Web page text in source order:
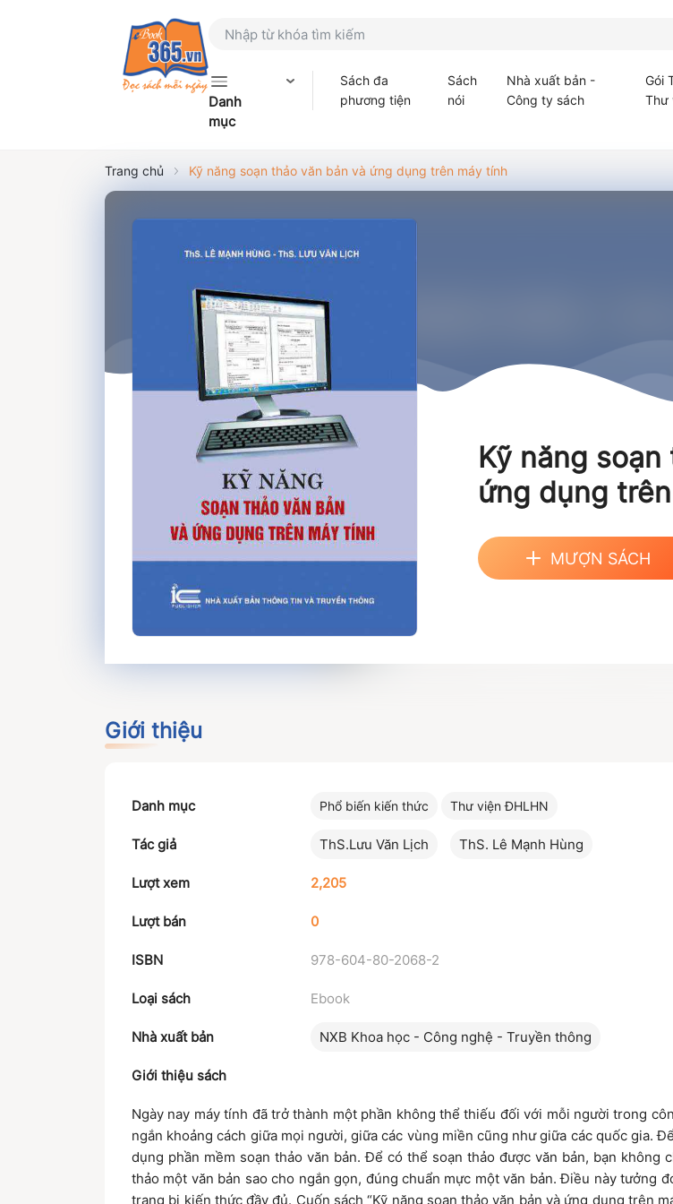
Danh
mục
Sách đa
phương tiện
Sách
nói
Nhà xuất bản -
Công ty sách
Gói
Thư
Trang chủ Kỹ năng soạn thảo văn bản và ứng dụng trên máy tính
Kỹ năng
ứng dụng
MƯỢN SÁCH
Giới thiệu
Danh mục Phổ biến kiến thức Thư viện ĐHLHN
Tác giả ThS.Lưu Văn Lịch ThS. Lê Mạnh Hùng
Lượt xem 2,205
Lượt bán 0
ISBN 978-604-80-2068-2
Loại sách Ebook
Nhà xuất bản NXB Khoa học - Công nghệ - Truyền thông
Giới thiệu sách
Ngày nay máy tính đã trở thành một phần không thể thiếu đối với mỗi người trong
ngắn khoảng cách giữa mọi người, giữa các vùng miền cũng như giữa các quốc gia.
dụng phần mềm soạn thảo văn bản. Để có thể soạn thảo được văn bản, bạn
thảo một văn bản sao cho ngắn gọn, đúng chuẩn mực một văn bản. Điều này tưởng
trang bị kiến thức đầy đủ. Cuốn sách “Kỹ năng soạn thảo văn bản và ứng dụng trên